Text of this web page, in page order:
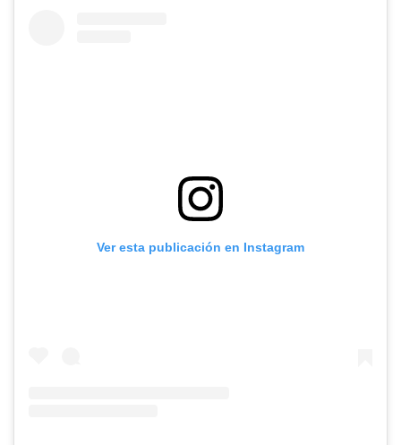
Ver esta publicación en Instagram